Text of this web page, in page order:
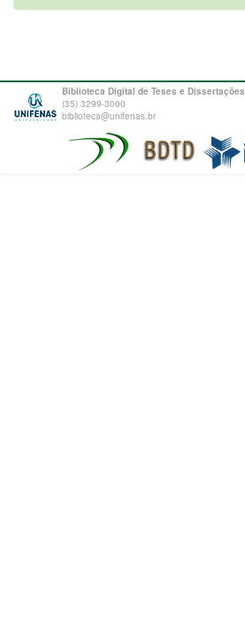
Biblioteca Digital de Teses e Dissertações
(35) 3299-3000
biblioteca@unifenas.br